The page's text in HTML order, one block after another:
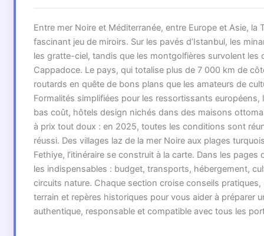
Entre mer Noire et Méditerranée, entre Europe et Asie, la
fascinant jeu de miroirs. Sur les pavés d’Istanbul, les
les gratte-ciel, tandis que les montgolfières survolent les
Cappadoce. Le pays, qui totalise plus de 7 000 km de
routards en quête de bons plans que les amateurs de
Formalités simplifiées pour les ressortissants européens,
bas coût, hôtels design nichés dans des maisons
à prix tout doux : en 2025, toutes les conditions sont
réussi. Des villages laz de la mer Noire aux plages
Fethiye, l’itinéraire se construit à la carte. Dans les pages
les indispensables : budget, transports, hébergement,
circuits nature. Chaque section croise conseils
terrain et repères historiques pour vous aider à préparer
authentique, responsable et compatible avec tous les